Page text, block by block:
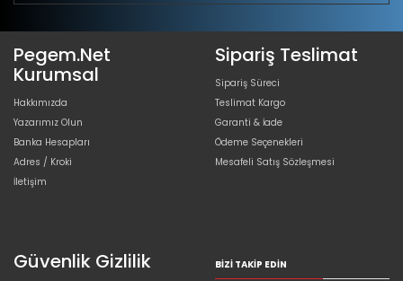
Pegem.Net
Kurumsal
Hakkımızda
Yazarımız Olun
Banka Hesapları
Adres / Kroki
İletişim
Sipariş Teslimat
Sipariş Süreci
Teslimat Kargo
Garanti & İade
Ödeme Seçenekleri
Mesafeli Satış Sözleşmesi
Güvenlik Gizlilik BIZI TAKIP EDIN